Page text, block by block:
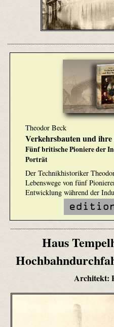
Theodor Beck
Verkehrsbauten und
Fünf britische Pioniere der
Porträt
Der Technikhistoriker
Lebenswege von fünf
Entwicklung während der
Haus
Architekt: